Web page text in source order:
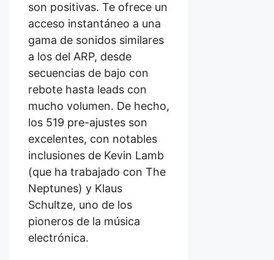
son positivas. Te ofrece un
acceso instantáneo a una
gama de sonidos similares
a los del ARP, desde
secuencias de bajo con
rebote hasta leads con
mucho volumen. De hecho,
los 519 pre-ajustes son
excelentes, con notables
inclusiones de Kevin Lamb
(que ha trabajado con The
Neptunes) y Klaus
Schultze, uno de los
pioneros de la música
electrónica.